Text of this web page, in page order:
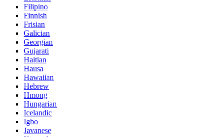
Filipino
Finnish
Frisian
Galician
Georgian
Gujarati
Haitian
Hausa
Hawaiian
Hebrew
Hmong
Hungarian
Icelandic
Igbo
Javanese